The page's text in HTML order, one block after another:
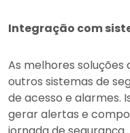
Integração com
As melhores
outros sistemas de
de acesso e alarmes.
gerar alertas e